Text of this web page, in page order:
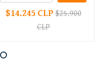
$14.245 CLP$25.900
CLP